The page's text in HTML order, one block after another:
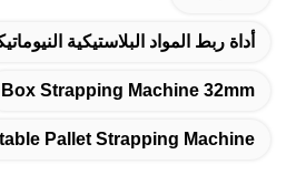
أداة ربط المواد البلاستيكية النيوماتيكية,آلة ربط
Box Strapping Machine 32mm
Pallet Strapping Machine